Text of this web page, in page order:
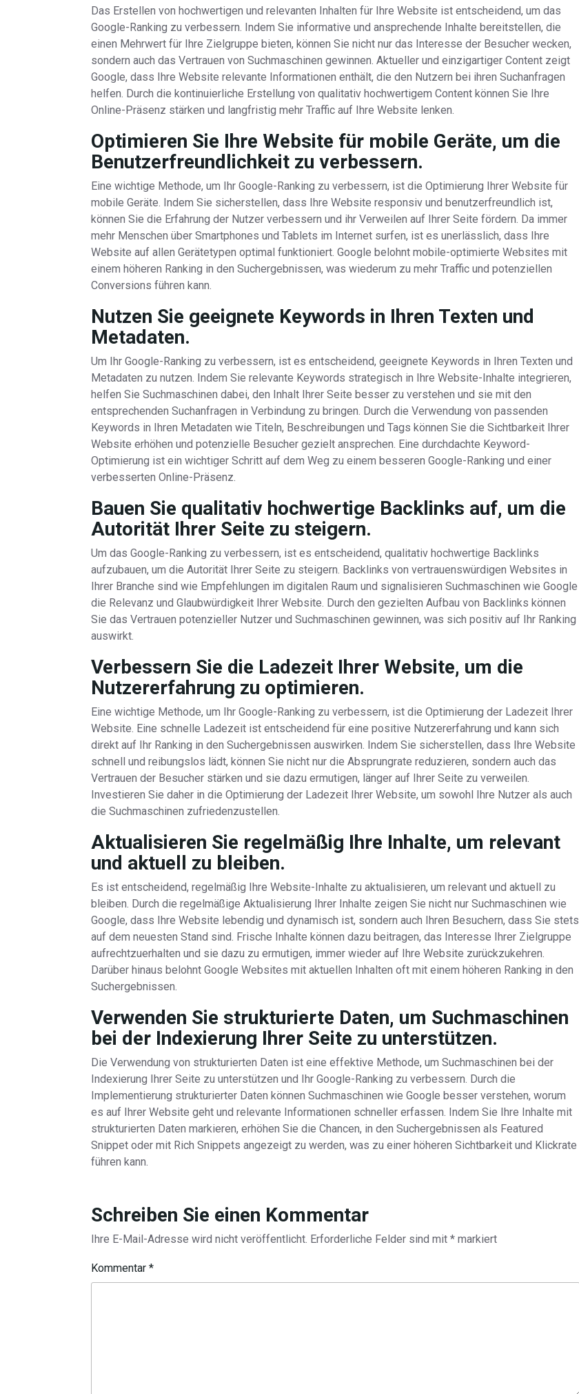
Das Erstellen von hochwertigen und relevanten Inhalten für Ihre Website ist entscheidend, um das
Google-Ranking zu verbessern. Indem Sie informative und ansprechende Inhalte bereitstellen, die
einen Mehrwert für Ihre Zielgruppe bieten, können Sie nicht nur das Interesse der Besucher wecken,
sondern auch das Vertrauen von Suchmaschinen gewinnen. Aktueller und einzigartiger Content zeigt
Google, dass Ihre Website relevante Informationen enthält, die den Nutzern bei ihren Suchanfragen
helfen. Durch die kontinuierliche Erstellung von qualitativ hochwertigem Content können Sie Ihre
Online-Präsenz stärken und langfristig mehr Traffic auf Ihre Website lenken.
Optimieren Sie Ihre Website für mobile Geräte, um die
Benutzerfreundlichkeit zu verbessern.
Eine wichtige Methode, um Ihr Google-Ranking zu verbessern, ist die Optimierung Ihrer Website für
mobile Geräte. Indem Sie sicherstellen, dass Ihre Website responsiv und benutzerfreundlich ist,
können Sie die Erfahrung der Nutzer verbessern und ihr Verweilen auf Ihrer Seite fördern. Da immer
mehr Menschen über Smartphones und Tablets im Internet surfen, ist es unerlässlich, dass Ihre
Website auf allen Gerätetypen optimal funktioniert. Google belohnt mobile-optimierte Websites mit
einem höheren Ranking in den Suchergebnissen, was wiederum zu mehr Traffic und potenziellen
Conversions führen kann.
Nutzen Sie geeignete Keywords in Ihren Texten und
Metadaten.
Um Ihr Google-Ranking zu verbessern, ist es entscheidend, geeignete Keywords in Ihren Texten und
Metadaten zu nutzen. Indem Sie relevante Keywords strategisch in Ihre Website-Inhalte integrieren,
helfen Sie Suchmaschinen dabei, den Inhalt Ihrer Seite besser zu verstehen und sie mit den
entsprechenden Suchanfragen in Verbindung zu bringen. Durch die Verwendung von passenden
Keywords in Ihren Metadaten wie Titeln, Beschreibungen und Tags können Sie die Sichtbarkeit Ihrer
Website erhöhen und potenzielle Besucher gezielt ansprechen. Eine durchdachte Keyword-
Optimierung ist ein wichtiger Schritt auf dem Weg zu einem besseren Google-Ranking und einer
verbesserten Online-Präsenz.
Bauen Sie qualitativ hochwertige Backlinks auf, um die
Autorität Ihrer Seite zu steigern.
Um das Google-Ranking zu verbessern, ist es entscheidend, qualitativ hochwertige Backlinks
aufzubauen, um die Autorität Ihrer Seite zu steigern. Backlinks von vertrauenswürdigen Websites in
Ihrer Branche sind wie Empfehlungen im digitalen Raum und signalisieren Suchmaschinen wie Google
die Relevanz und Glaubwürdigkeit Ihrer Website. Durch den gezielten Aufbau von Backlinks können
Sie das Vertrauen potenzieller Nutzer und Suchmaschinen gewinnen, was sich positiv auf Ihr Ranking
auswirkt.
Verbessern Sie die Ladezeit Ihrer Website, um die
Nutzererfahrung zu optimieren.
Eine wichtige Methode, um Ihr Google-Ranking zu verbessern, ist die Optimierung der Ladezeit Ihrer
Website. Eine schnelle Ladezeit ist entscheidend für eine positive Nutzererfahrung und kann sich
direkt auf Ihr Ranking in den Suchergebnissen auswirken. Indem Sie sicherstellen, dass Ihre Website
schnell und reibungslos lädt, können Sie nicht nur die Absprungrate reduzieren, sondern auch das
Vertrauen der Besucher stärken und sie dazu ermutigen, länger auf Ihrer Seite zu verweilen.
Investieren Sie daher in die Optimierung der Ladezeit Ihrer Website, um sowohl Ihre Nutzer als auch
die Suchmaschinen zufriedenzustellen.
Aktualisieren Sie regelmäßig Ihre Inhalte, um relevant
und aktuell zu bleiben.
Es ist entscheidend, regelmäßig Ihre Website-Inhalte zu aktualisieren, um relevant und aktuell zu
bleiben. Durch die regelmäßige Aktualisierung Ihrer Inhalte zeigen Sie nicht nur Suchmaschinen wie
Google, dass Ihre Website lebendig und dynamisch ist, sondern auch Ihren Besuchern, dass Sie stets
auf dem neuesten Stand sind. Frische Inhalte können dazu beitragen, das Interesse Ihrer Zielgruppe
aufrechtzuerhalten und sie dazu zu ermutigen, immer wieder auf Ihre Website zurückzukehren.
Darüber hinaus belohnt Google Websites mit aktuellen Inhalten oft mit einem höheren Ranking in den
Suchergebnissen.
Verwenden Sie strukturierte Daten, um Suchmaschinen
bei der Indexierung Ihrer Seite zu unterstützen.
Die Verwendung von strukturierten Daten ist eine effektive Methode, um Suchmaschinen bei der
Indexierung Ihrer Seite zu unterstützen und Ihr Google-Ranking zu verbessern. Durch die
Implementierung strukturierter Daten können Suchmaschinen wie Google besser verstehen, worum
es auf Ihrer Website geht und relevante Informationen schneller erfassen. Indem Sie Ihre Inhalte mit
strukturierten Daten markieren, erhöhen Sie die Chancen, in den Suchergebnissen als Featured
Snippet oder mit Rich Snippets angezeigt zu werden, was zu einer höheren Sichtbarkeit und Klickrate
führen kann.
Schreiben Sie einen Kommentar
Ihre E-Mail-Adresse wird nicht veröffentlicht. Erforderliche Felder sind mit * markiert
Kommentar *